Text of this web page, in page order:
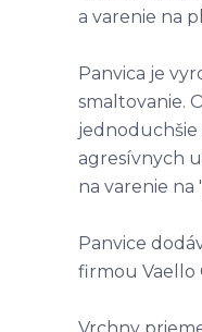
a varenie na
Panvica je
smaltovanie.
jednoduchšie
agresívnych
na varenie
Panvice
firmou Vaello